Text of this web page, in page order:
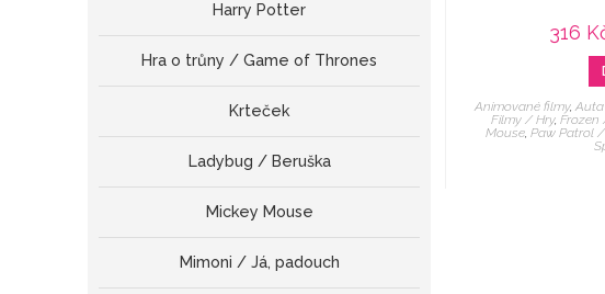
316
Animované filmy,
Filmy / Hry,Frozen
Mouse, Paw Patrol
Harry Potter
Hra o trůny / Game of Thrones
Krteček
Ladybug / Beruška
Mickey Mouse
Mimoni / Já, padouch